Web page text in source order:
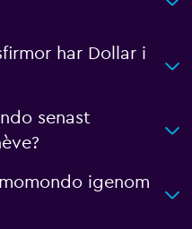
har Dollar i
senast
igenom